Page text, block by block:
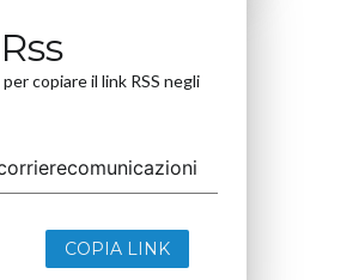
copiare il link RSS negli
COPIA LINK